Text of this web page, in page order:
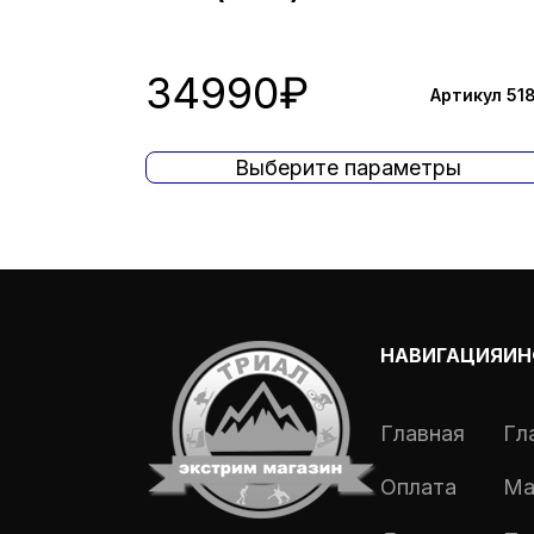
34990₽ Артикул
Выберите параметры
НАВИГАЦИЯ
Главная
Оплата